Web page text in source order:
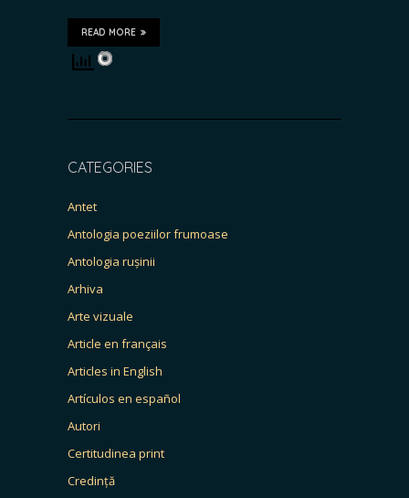
READ MORE
CATEGORIES
Antet
Antologia poeziilor frumoase
Antologia rușinii
Arhiva
Arte vizuale
Article en français
Articles in English
Artículos en español
Autori
Certitudinea print
Credință